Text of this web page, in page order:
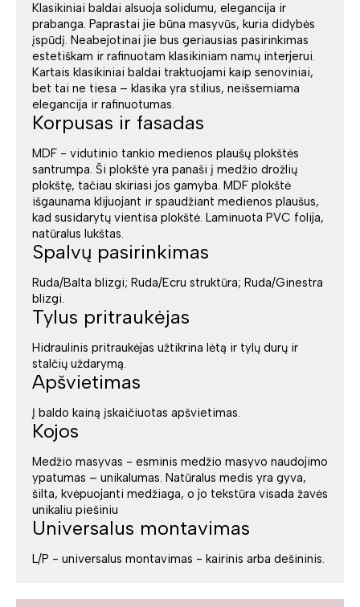
Klasikiniai baldai alsuoja solidumu, elegancija ir
prabanga. Paprastai jie būna masyvūs, kuria didybės
įspūdį. Neabejotinai jie bus geriausias pasirinkimas
estetiškam ir rafinuotam klasikiniam namų interjerui.
Kartais klasikiniai baldai traktuojami kaip senoviniai,
bet tai ne tiesa – klasika yra stilius, neišsemiama
elegancija ir rafinuotumas.
Korpusas ir fasadas
MDF - vidutinio tankio medienos plaušų plokštės
santrumpa. Ši plokštė yra panaši į medžio drožlių
plokštę, tačiau skiriasi jos gamyba. MDF plokštė
išgaunama klijuojant ir spaudžiant medienos plaušus,
kad susidarytų vientisa plokštė. Laminuota PVC folija,
natūralus lukštas.
Spalvų pasirinkimas
Ruda/Balta blizgi; Ruda/Ecru struktūra; Ruda/Ginestra
blizgi.
Tylus pritraukėjas
Hidraulinis pritraukėjas užtikrina lėtą ir tylų durų ir
stalčių uždarymą.
Apšvietimas
Į baldo kainą įskaičiuotas apšvietimas.
Kojos
Medžio masyvas - esminis medžio masyvo naudojimo
ypatumas – unikalumas. Natūralus medis yra gyva,
šilta, kvėpuojanti medžiaga, o jo tekstūra visada žavės
unikaliu piešiniu
Universalus montavimas
L/P - universalus montavimas - kairinis arba dešininis.